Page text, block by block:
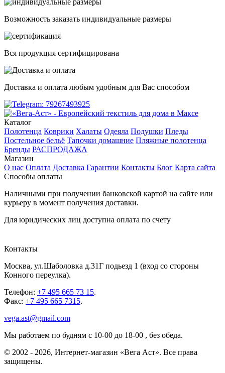
Возможность заказать индивидуальные размеры
Вся продукция сертифицирована
Доставка и оплата любым удобным для Вас способом
Каталог
Полотенца Коврики Халаты Одеяла Подушки Пледы
Постельное бельё Тапочки домашние Пляжные полотенца
Бренды РАСПРОДАЖА
Магазин
О нас Оплата Доставка Гарантии Контакты Блог Карта сайта
Способы оплаты
Наличными при получении банковской картой на сайте или
курьеру в момент получения доставки.
Для юридических лиц доступна оплата по счету
Контакты
Москва, ул.Шаболовка д.31Г подьезд 1 (вход со стороны
Конного переулка).
Телефон: +7 495 665 73 15.
Факс: +7 495 665 7315.
vega.ast@gmail.com
Мы работаем по будням с 10-00 до 18-00 , без обеда.
© 2002 - 2026, Интернет-магазин «Вега Аст». Все права
защищены.